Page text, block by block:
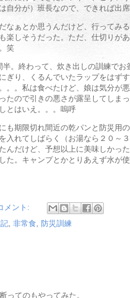
自分が）班長なので、できれば出
なぁとか思うんだけど、行ってみ
楽しそうだった。ただ、仕切りが
笑
半。終わって、炊き出しの訓練で
ぎり、くるんでいたラップをはず
。。私は食べたけど、娘は気分が
たので引きの悪さが露呈してしま
とはいえ。。。嗚呼
も期限切れ間近の乾パンと防災用
入れてしばらく（お湯なら２０～
んだけど、予想以上に美味しかっ
た。キャンプとかとりあえず水が
メント:
, 非常食, 防災訓練
ってのもやってみた。